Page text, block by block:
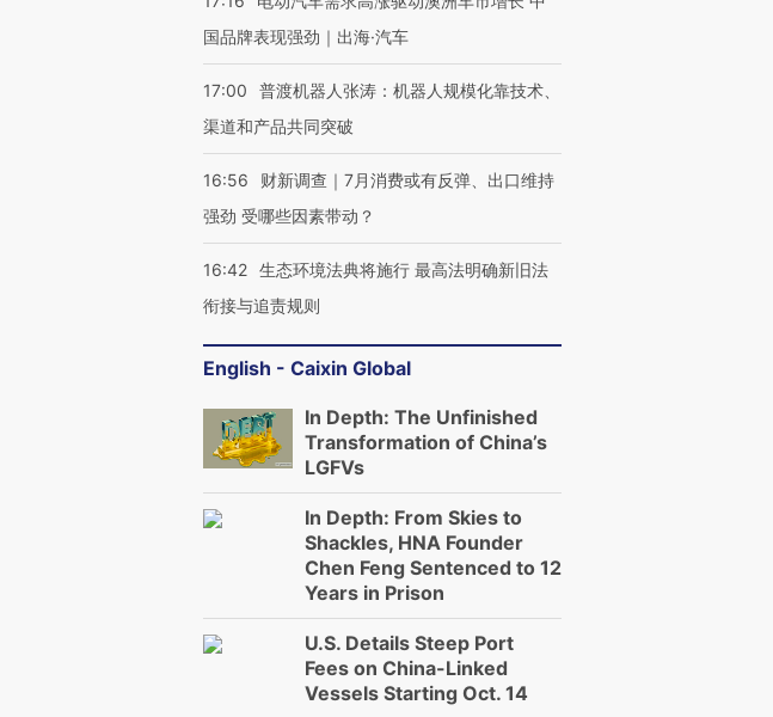
国品牌表现强劲｜出海·汽车
17:00
普渡机器人张涛：机器人规模化靠技术、
渠道和产品共同突破
16:56
财新调查｜7月消费或有反弹、出口维持
强劲 受哪些因素带动？
16:42 生态环境法典将施行 最高法明确新旧法
衔接与追责规则
English - Caixin Global
In Depth: The Unfinished
Transformation of China’s
LGFVs
In Depth: From Skies to
Shackles, HNA Founder
Chen Feng Sentenced to 12
Years in Prison
U.S. Details Steep Port
Fees on China-Linked
Vessels Starting Oct. 14